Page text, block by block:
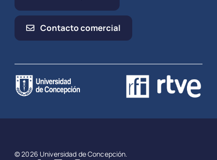
Contacto comercial
© 2026 Universidad de Concepción.